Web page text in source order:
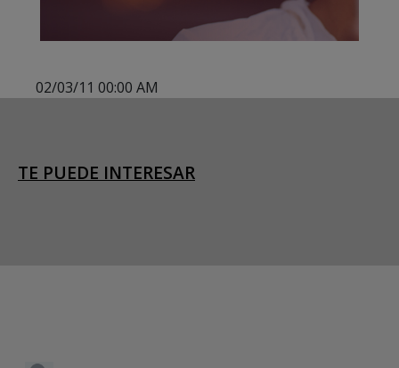
02/03/11 00:00 AM
TE PUEDE INTERESAR